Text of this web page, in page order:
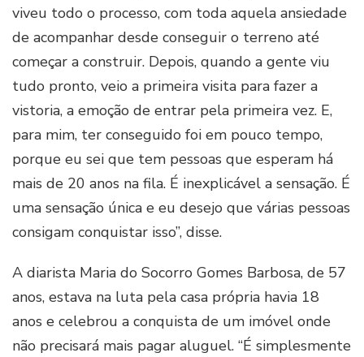
viveu todo o processo, com toda aquela ansiedade
de acompanhar desde conseguir o terreno até
começar a construir. Depois, quando a gente viu
tudo pronto, veio a primeira visita para fazer a
vistoria, a emoção de entrar pela primeira vez. E,
para mim, ter conseguido foi em pouco tempo,
porque eu sei que tem pessoas que esperam há
mais de 20 anos na fila. É inexplicável a sensação. É
uma sensação única e eu desejo que várias pessoas
consigam conquistar isso”, disse.
A diarista Maria do Socorro Gomes Barbosa, de 57
anos, estava na luta pela casa própria havia 18
anos e celebrou a conquista de um imóvel onde
não precisará mais pagar aluguel. “É simplesmente